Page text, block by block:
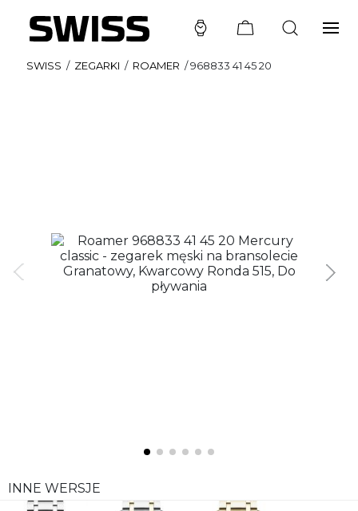
SWISS / ZEGARKI / ROAMER /968833 41 45 20
INNE WERSJE